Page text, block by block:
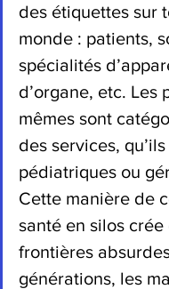
des étiquettes sur
monde : patients,
spécialités
d’organe, etc. Les
mêmes sont
des services,
pédiatriques ou
Cette manière de
santé en silos crée
frontières
générations, les